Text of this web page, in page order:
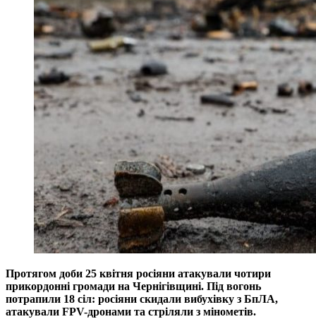
Протягом доби 25 квітня росіяни атакували чотири
прикордонні громади на Чернігівщині. Під вогонь
потрапили 18 сіл: росіяни скидали вибухівку з БпЛА,
атакували FPV-дронами та стріляли з мінометів.